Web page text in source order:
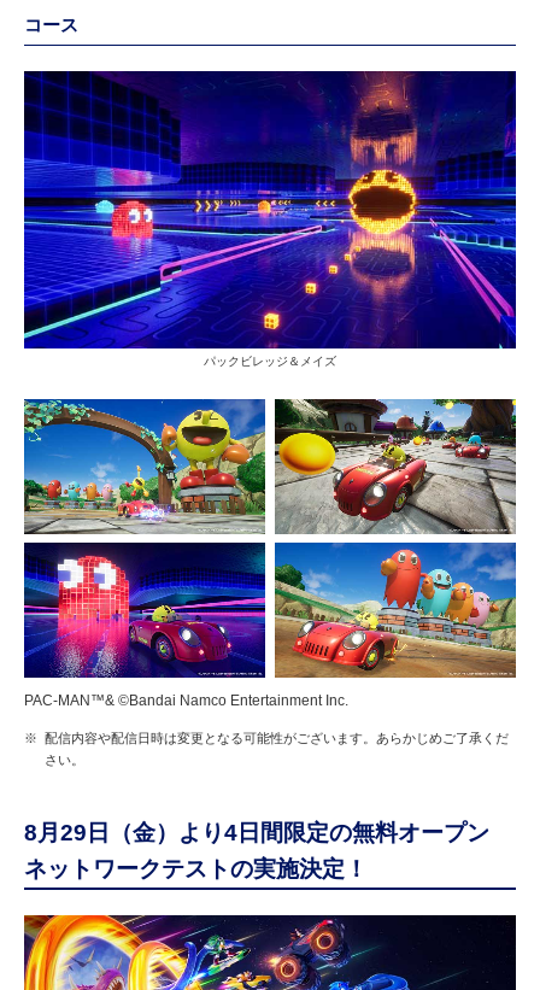
コース
パックビレッジ＆メイズ
PAC-MAN™& ©Bandai Namco Entertainment Inc.
※ 配信内容や配信日時は変更となる可能性がございます。あらかじめご了承くだ
さい。
8月29日（金）より4日間限定の無料オープン
ネットワークテストの実施決定！